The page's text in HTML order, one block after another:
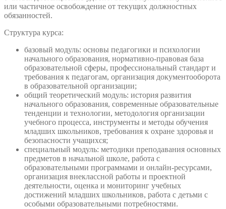
или частичное освобождение от текущих должностных
обязанностей.
Структура курса:
базовый модуль: основы педагогики и психологии
начального образования, нормативно-правовая база
образовательной сферы, профессиональный стандарт и
требования к педагогам, организация документооборота
в образовательной организации;
общий теоретический модуль: история развития
начального образования, современные образовательные
тенденции и технологии, методология организации
учебного процесса, инструменты и методы обучения
младших школьников, требования к охране здоровья и
безопасности учащихся;
специальный модуль: методики преподавания основных
предметов в начальной школе, работа с
образовательными программами и онлайн-ресурсами,
организация внеклассной работы и проектной
деятельности, оценка и мониторинг учебных
достижений младших школьников, работа с детьми с
особыми образовательными потребностями.